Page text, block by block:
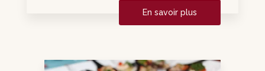
En savoir plus